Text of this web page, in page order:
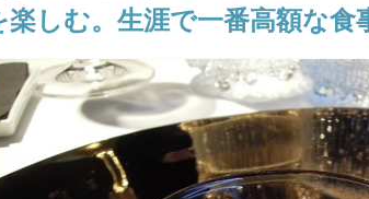
楽しむ。生涯で一番高額な食